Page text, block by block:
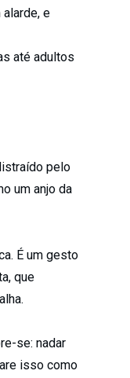
e
até adultos
pelo
um anjo da
É um gesto
que
se: nadar
isso como